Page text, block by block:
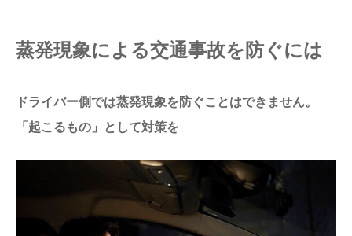
蒸発現象による交通事故を防ぐには
ドライバー側では蒸発現象を防ぐことはできません。
「起こるもの」として対策を